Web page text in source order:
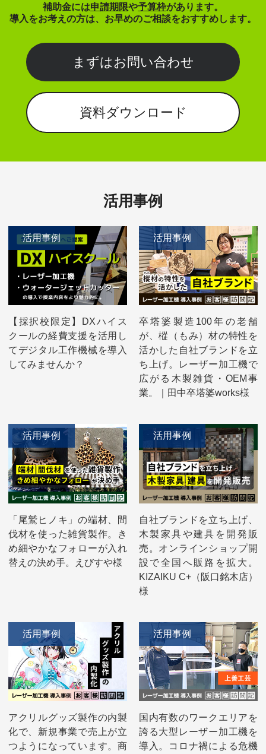
補助金には申請期限や予算枠があります。
導入をお考えの方は、お早めのご相談をおすすめします。
まずはお問い合わせ
資料ダウンロード
活用事例
活用事例
【採択校限定】DXハイス
クールの経費支援を活用し
てデジタル工作機械を導入
してみませんか？
活用事例
卒塔婆製造100年の老舗
が、樅（もみ）材の特性を
活かした自社ブランドを立
ち上げ。レーザー加工機で
広がる木製雑貨・OEM事
業。｜田中卒塔婆works様
活用事例
「尾鷲ヒノキ」の端材、間
伐材を使った雑貨製作。き
め細やかなフォローが入れ
替えの決め手。えびすや様
活用事例
自社ブランドを立ち上げ、
木製家具や建具を開発販
売。オンラインショップ開
設で全国へ販路を拡大。
KIZAIKU C+（阪口銘木店）
様
活用事例
アクリルグッズ製作の内製
化で、新規事業で売上が立
つようになっています。商
活用事例
国内有数のワークエリアを
誇る大型レーザー加工機を
導入。コロナ禍による危機